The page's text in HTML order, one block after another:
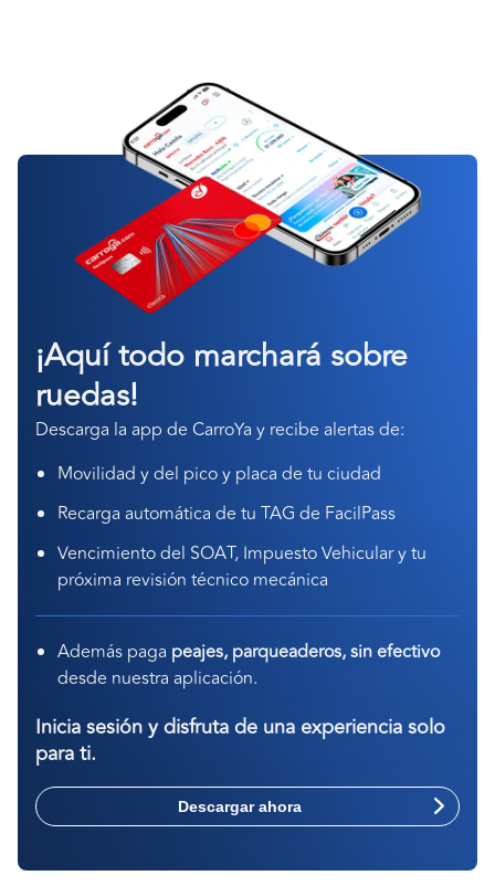
¡Aquí todo marchará sobre
ruedas!
Descarga la app de CarroYa y recibe alertas de:
Movilidad y del pico y placa de tu ciudad
Recarga automática de tu TAG de FacilPass
Vencimiento del SOAT, Impuesto Vehicular y tu
próxima revisión técnico mecánica
Además paga peajes, parqueaderos, sin efectivo
desde nuestra aplicación.
Inicia sesión y disfruta de una experiencia solo
para ti.
Descargar ahora